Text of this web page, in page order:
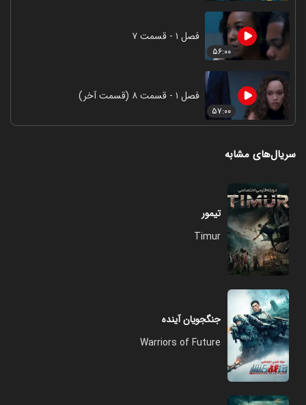
۵۶:۰۰
فصل ۱ - قسمت ۷
۵۷:۰۰
فصل ۱ - قسمت ۸ (قسمت آخر)
سریال‌های مشابه
تیمور
Timur
جنگجویان آینده
Warriors of Future